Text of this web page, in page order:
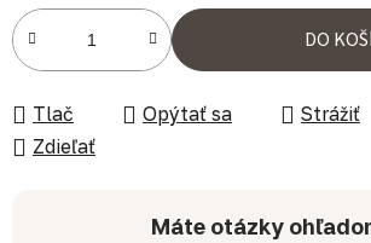
Jednotková cena:
DO
Tlač Opýtať sa
Strážiť
Zdieľať
Máte otázky